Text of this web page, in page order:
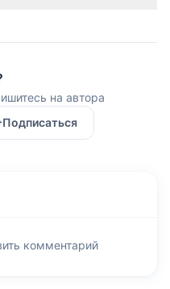
на автора
Подписаться
комментарий